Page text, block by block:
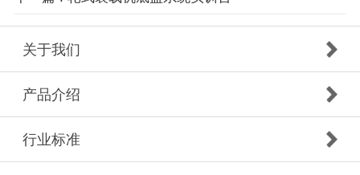
关于我们
产品介绍
行业标准